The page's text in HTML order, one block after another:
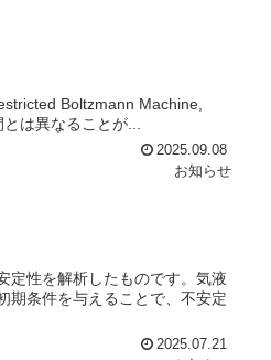
Boltzmann Machine,
は異なることが...
2025.09.08
お知らせ
定性を解析したものです。気液
期条件を与えることで、不安定
2025.07.21